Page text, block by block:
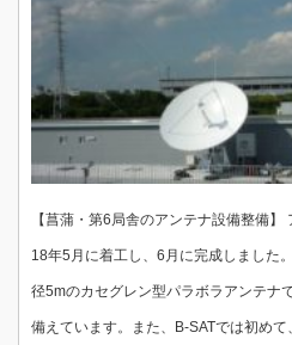
【菖蒲・第6局舎のアンテナ設備整備
18年5月に着工し、6月に完成しました
径5mのカセグレン型パラボラアンテナ
備えています。また、B-SATでは初め